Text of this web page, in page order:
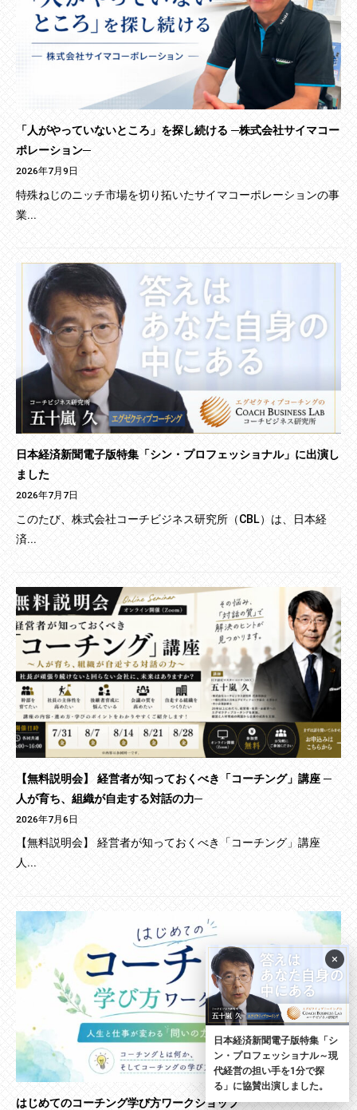
「人がやっていないところ」を探し続ける ─株式会社サイマコー
ポレーション─
2026年7月9日
特殊ねじのニッチ市場を切り拓いたサイマコーポレーションの事
業...
日本経済新聞電子版特集「シン・プロフェッショナル」に出演し
ました
2026年7月7日
このたび、株式会社コーチビジネス研究所（CBL）は、日本経
済...
【無料説明会】 経営者が知っておくべき「コーチング」講座 ─
人が育ち、組織が自走する対話の力─
2026年7月6日
【無料説明会】 経営者が知っておくべき「コーチング」講座
人...
はじめてのコーチング学び方ワークショップ
×
日本経済新聞電子版特集「シ
ン・プロフェッショナル～現
代経営の担い手を1分で探
る」に協賛出演しました。